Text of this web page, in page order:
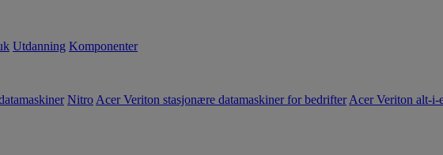
Utdanning Komponenter
Nitro Acer Veriton stasjonære datamaskiner for bedrifter Acer Veriton alt-i-